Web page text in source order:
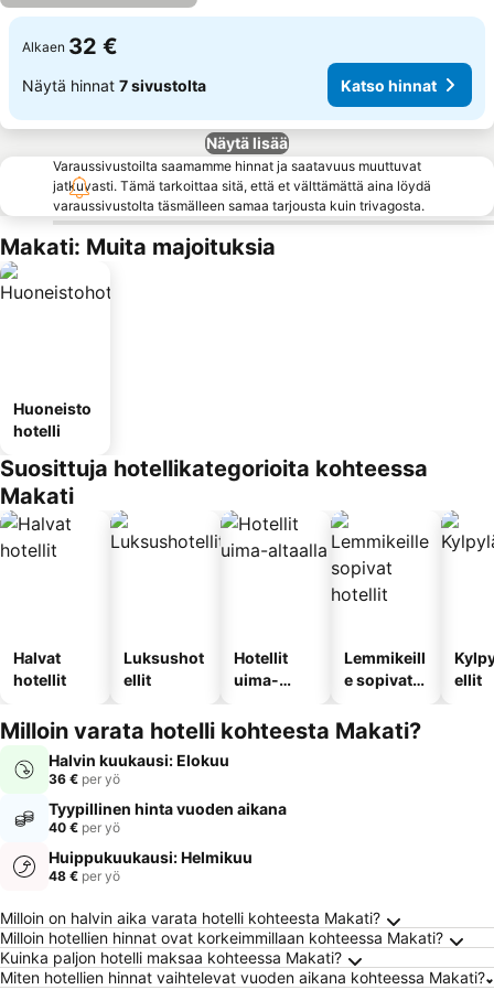
Alkaen 32 €
Näytä hinnat 7 sivustolta Katso hinnat
Näytä lisää
Varaussivustoilta saamamme hinnat ja saatavuus muuttuvat
jatkuvasti. Tämä tarkoittaa sitä, että et välttämättä aina löydä
varaussivustolta täsmälleen samaa tarjousta kuin trivagosta.
Makati: Muita majoituksia
Huoneisto
hotelli
Suosittuja hotellikategorioita kohteessa
Makati
Halvat
hotellit
Luksushot
ellit
Hotellit
uima-
Lemmikeill
e sopivat
ellit
Milloin varata hotelli kohteesta Makati?
Halvin kuukausi: Elokuu
36 € per yö
Tyypillinen hinta vuoden aikana
40 € per yö
Huippukuukausi: Helmikuu
48 € per yö
Usein kysytyt kysymykset kohteesta Makati
Milloin on halvin aika varata hotelli kohteesta Makati?
Milloin hotellien hinnat ovat korkeimmillaan kohteessa Makati?
Kuinka paljon hotelli maksaa kohteessa Makati?
Miten hotellien hinnat vaihtelevat vuoden aikana kohteessa Makati?